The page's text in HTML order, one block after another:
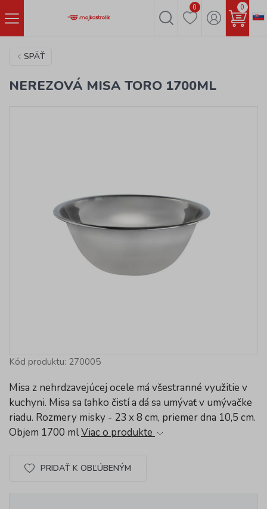
0 0
SPÄŤ
NEREZOVÁ MISA TORO 1700ML
Kód produktu: 270005
Misa z nehrdzavejúcej ocele má všestranné využitie v
kuchyni. Misa sa ľahko čistí a dá sa umývať v umývačke
riadu. Rozmery misky - 23 x 8 cm, priemer dna 10,5 cm.
Objem 1700 mlViac o produkte
PRIDAŤ K OBĽÚBENÝM